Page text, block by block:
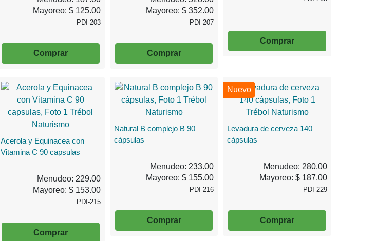
Mayoreo: $ 125.00
PDI-203
Comprar
Mayoreo: $ 352.00
PDI-207
Comprar
Comprar
Acerola y Equinacea con
Vitamina C 90 capsulas
Menudeo: 229.00
Mayoreo: $ 153.00
PDI-215
Comprar
Natural B complejo B 90
cápsulas
Menudeo: 233.00
Mayoreo: $ 155.00
PDI-216
Comprar
Nuevo
Levadura de cerveza 140
cápsulas
Menudeo: 280.00
Mayoreo: $ 187.00
PDI-229
Comprar